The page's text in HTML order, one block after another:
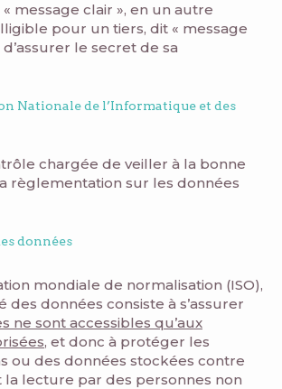
message clair », en un autre
pour un tiers, dit « message
le secret de sa
Nationale de l’Informatique et des
chargée de veiller à la bonne
règlementation sur les données
données
mondiale de normalisation (ISO),
des données consiste à s’assurer
ne sont accessibles qu’aux
, et donc à protéger les
ou des données stockées contre
la lecture par des personnes non